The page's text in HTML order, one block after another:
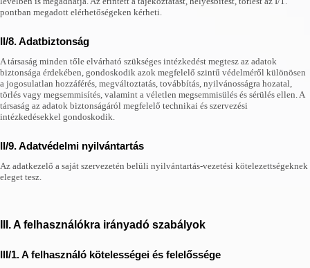
pontban megadott elérhetőségeken kérheti.
II/8. Adatbiztonság
A társaság minden tőle elvárható szükséges intézkedést megtesz az adatok
biztonsága érdekében, gondoskodik azok megfelelő szintű védelméről különösen
a jogosulatlan hozzáférés, megváltoztatás, továbbítás, nyilvánosságra hozatal,
törlés vagy megsemmisítés, valamint a véletlen megsemmisülés és sérülés ellen. A
társaság az adatok biztonságáról megfelelő technikai és szervezési
intézkedésekkel gondoskodik.
II/9. Adatvédelmi nyilvántartás
Az adatkezelő a saját szervezetén belüli nyilvántartás-vezetési kötelezettségeknek
eleget tesz.
III. A felhasználókra irányadó szabályok
III/1. A felhasználó kötelességei és felelőssége